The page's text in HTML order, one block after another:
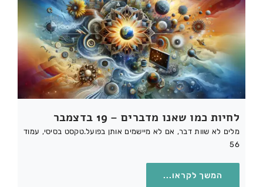
לחיות כמו שאנו מדברים – 19 בדצמבר
מלים לא שוות דבר, אם לא מיישמים אותן בפועל.טקסט בסיסי, עמוד
56
המשך לקראו...